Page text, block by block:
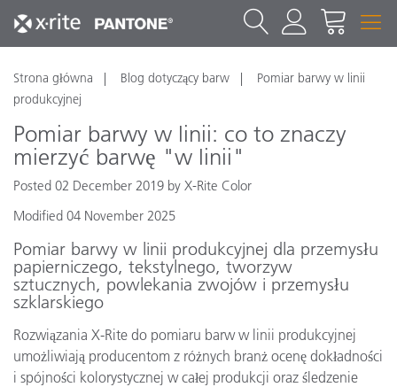
Strona główna Blog dotyczący barw
Pomiar barwy w linii
produkcyjnej
Pomiar barwy w linii: co to znaczy
mierzyć barwę "w linii"
Posted 02 December 2019 by X-Rite Color
Modified 04 November 2025
Pomiar barwy w linii produkcyjnej dla przemysłu
papierniczego, tekstylnego, tworzyw
sztucznych, powlekania zwojów i przemysłu
szklarskiego
Rozwiązania X-Rite do pomiaru barw w linii produkcyjnej
umożliwiają producentom z różnych branż ocenę dokładności
i spójności kolorystycznej w całej produkcji oraz śledzenie